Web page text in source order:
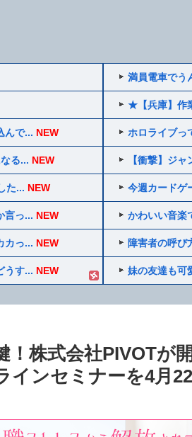
んで... NEW
る... NEW
た... NEW
言っ... NEW
カっ... NEW
うす... NEW
満員電車でう
★【兵庫】作
ホロライブっ
【衝撃】ジ
今週カードゲ
かわいい音楽
障害者の呼び
妹の友達も可
！株式会社PIVOTが
インセミナーを4月